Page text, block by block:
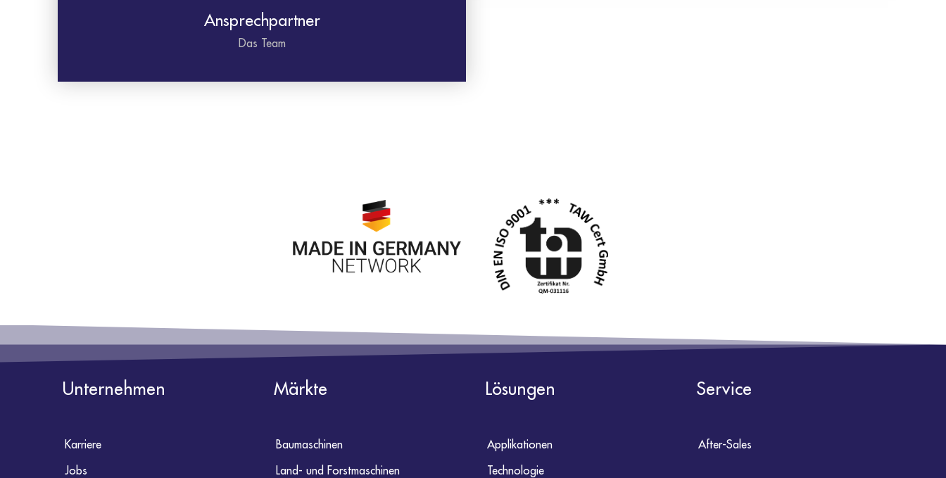
Ansprechpartner
Das Team
Unternehmen
Karriere
Jobs
Märkte
Baumaschinen
Land- und Forstmaschinen
Lösungen
Applikationen
Technologie
Service
After-Sales